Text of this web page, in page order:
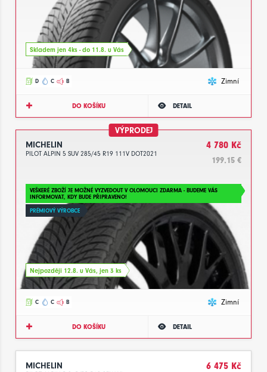
Skladem jen 4ks - do 11.8. u Vás
D C B Zimní
DO KOŠÍKU DETAIL
VÝPRODEJ
MICHELIN
PILOT ALPIN 5 SUV 285/45 R19 111V DOT2021
4 780 Kč
199.15 €
VEŠKERÉ ZBOŽÍ JE MOŽNÉ VYZVEDOUT V OLOMOUCI ZDARMA - BUDEME VÁS
INFORMOVAT, KDY BUDE PŘIPRAVENO!
PRÉMIOVÝ VÝROBCE
Nejpozději 12.8. u Vás, jen 3 ks
C C B Zimní
DO KOŠÍKU DETAIL
MICHELIN 6 475 Kč